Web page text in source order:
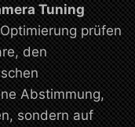
Tuning
prüfen
den
Abstimmung,
sondern auf